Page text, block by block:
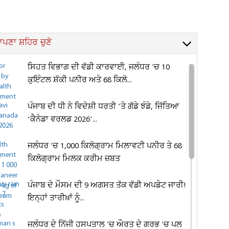
ਸ਼ਹਿਰ ਚੁਣੋ
ਸਿਹਤ ਵਿਭਾਗ ਦੀ ਵੱਡੀ ਕਾਰਵਾਈ, ਜਲੰਧਰ 'ਚ 10
ਕੁਇੰਟਲ ਸ਼ੱਕੀ ਪਨੀਰ ਅਤੇ 68 ਕਿਲੋ...
ਪੰਜਾਬ ਦੀ ਧੀ ਨੇ ਵਿਦੇਸ਼ੀ ਧਰਤੀ ’ਤੇ ਗੱਡੇ ਝੰਡੇ, ਜਿੱਤਿਆ
‘ਕੈਨੇਡਾ ਵਰਲਡ 2026’...
ਜਲੰਧਰ 'ਚ 1,000 ਕਿਲੋਗ੍ਰਾਮ ਮਿਲਾਵਟੀ ਪਨੀਰ ਤੇ 68
ਕਿਲੋਗ੍ਰਾਮ ਮਿਲਕ ਕਰੀਮ ਜ਼ਬਤ
ਪੰਜਾਬ ਦੇ ਮੌਸਮ ਦੀ 9 ਅਗਸਤ ਤੱਕ ਵੱਡੀ ਅਪਡੇਟ ਜਾਰੀ!
ਇਨ੍ਹਾਂ ਤਾਰੀਖ਼ਾਂ ਨੂੰ...
ਜਲੰਧਰ ਦੇ ਨਿੱਜੀ ਹਸਪਤਾਲ 'ਚ ਔਰਤ ਦੇ ਗਰਭ 'ਚ ਪਲ